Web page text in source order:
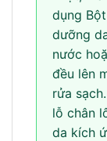
dụng
dưỡng
nước
đều lên
rửa
lỗ chân
da kích